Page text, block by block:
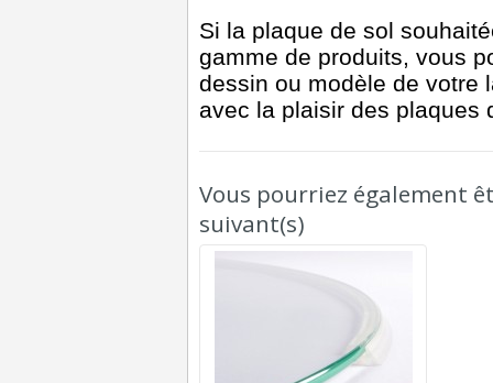
Si la plaque de sol
gamme de produits, vous
dessin ou modèle de votre
avec la plaisir des plaques
Vous pourriez également
suivant(s)